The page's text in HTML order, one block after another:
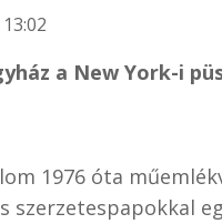
a New York-i
1976 óta